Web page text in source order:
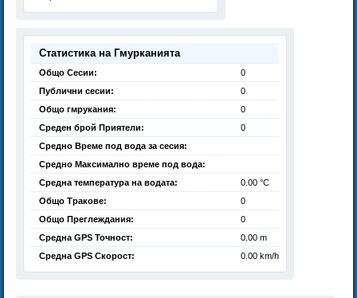
Статистика на Гмурканията
Общо Сесии:
0
Публични сесии:
0
Общо гмрукания:
0
Среден брой Приятели:
0
Средно Време под вода за сесия:
Средно Максимално време под вода:
Средна температура на водата:
0.00 °C
Общо Тракове:
0
Общо Преглеждания:
0
Средна GPS Точност:
0.00 m
Средна GPS Скорост:
0.00 km/h